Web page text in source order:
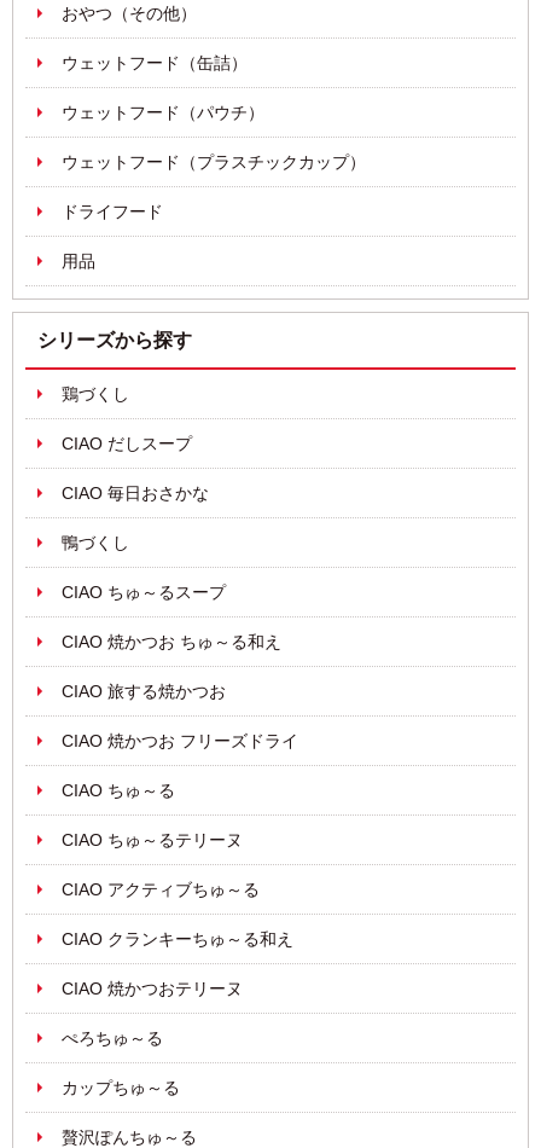
おやつ（その他）
ウェットフード（缶詰）
ウェットフード（パウチ）
ウェットフード（プラスチックカップ）
ドライフード
用品
シリーズから探す
鶏づくし
CIAO だしスープ
CIAO 毎日おさかな
鴨づくし
CIAO ちゅ～るスープ
CIAO 焼かつお ちゅ～る和え
CIAO 旅する焼かつお
CIAO 焼かつお フリーズドライ
CIAO ちゅ～る
CIAO ちゅ～るテリーヌ
CIAO アクティブちゅ～る
CIAO クランキーちゅ～る和え
CIAO 焼かつおテリーヌ
ぺろちゅ～る
カップちゅ～る
贅沢ぽんちゅ～る